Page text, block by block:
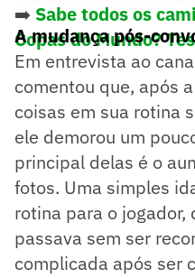
➡️ Sabe todos os
Copas do Mundo?
A mudança pós-
Em entrevista ao
comentou que, após
coisas em sua rotina
ele demorou um
principal delas é o
fotos. Uma simples
rotina para o jogador,
passava sem ser
complicada após ser